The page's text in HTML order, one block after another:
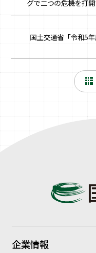
グで二つの危機を打
国土交通省「令和5
企業情報